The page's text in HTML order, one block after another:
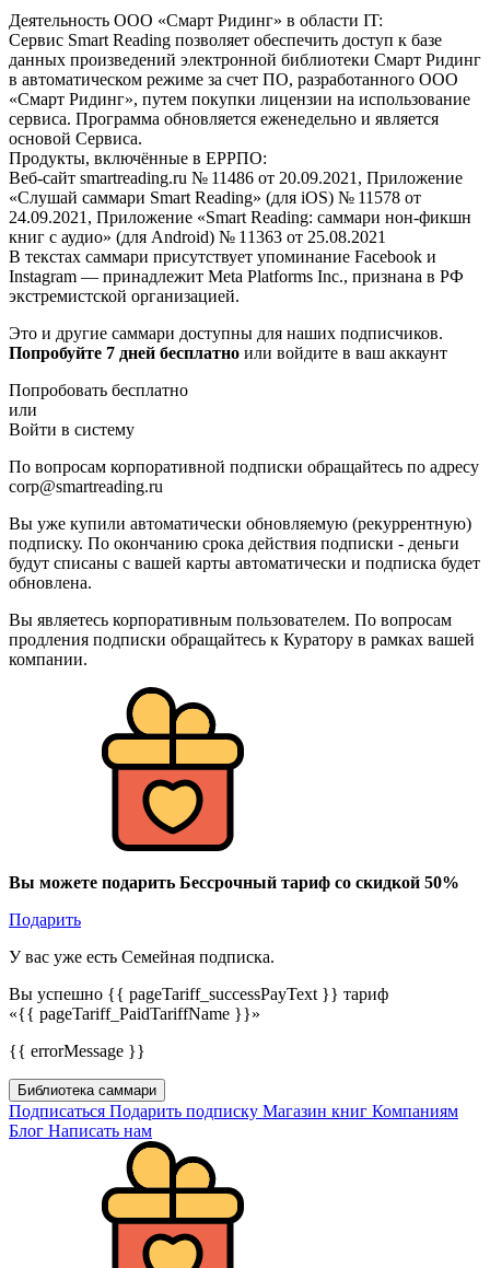
Деятельность ООО «Смарт Ридинг» в области IT:
Сервис Smart Reading позволяет обеспечить доступ к базе
данных произведений электронной библиотеки Смарт Ридинг
в автоматическом режиме за счет ПО, разработанного ООО
«Смарт Ридинг», путем покупки лицензии на использование
сервиса. Программа обновляется еженедельно и является
основой Сервиса.
Продукты, включённые в ЕРРПО:
Веб-сайт smartreading.ru № 11486 от 20.09.2021, Приложение
«Слушай саммари Smart Reading» (для iOS) № 11578 от
24.09.2021, Приложение «Smart Reading: саммари нон-фикшн
книг с аудио» (для Android) № 11363 от 25.08.2021
В текстах саммари присутствует упоминание Facebook и
Instagram — принадлежит Meta Platforms Inc., признана в РФ
экстремистской организацией.
Это и другие саммари доступны для наших подписчиков.
Попробуйте 7 дней бесплатно или войдите в ваш аккаунт
Попробовать бесплатно
или
Войти в систему
По вопросам корпоративной подписки обращайтесь по адресу
corp@smartreading.ru
Вы уже купили автоматически обновляемую (рекуррентную)
подписку. По окончанию срока действия подписки - деньги
будут списаны с вашей карты автоматически и подписка будет
обновлена.
Вы являетесь корпоративным пользователем. По вопросам
продления подписки обращайтесь к Куратору в рамках вашей
компании.
Вы можете подарить Бессрочный тариф со скидкой 50%
Подарить
У вас уже есть Семейная подписка.
Вы успешно {{ pageTariff_successPayText }} тариф
«{{ pageTariff_PaidTariffName }}»
{{ errorMessage }}
Библиотека саммари
Подписаться Подарить подписку Магазин книг Компаниям
Блог Написать нам